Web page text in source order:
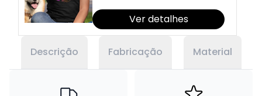
Ver detalhes
Descrição Fabricação Material